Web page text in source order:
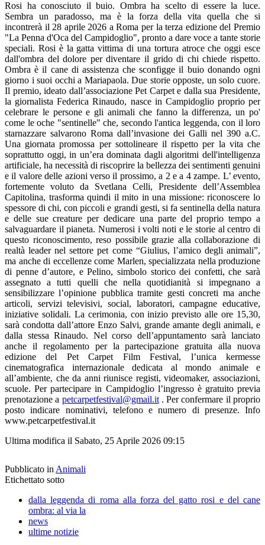
Rosi ha conosciuto il buio. Ombra ha scelto di essere la luce.
Sembra un paradosso, ma è la forza della vita quella che si
incontrerà il 28 aprile 2026 a Roma per la terza edizione del Premio
"La Penna d'Oca del Campidoglio", pronto a dare voce a tante storie
speciali. Rosi è la gatta vittima di una tortura atroce che oggi esce
dall'ombra del dolore per diventare il grido di chi chiede rispetto.
Ombra è il cane di assistenza che sconfigge il buio donando ogni
giorno i suoi occhi a Mariapaola. Due storie opposte, un solo cuore.
Il premio, ideato dall’associazione Pet Carpet e dalla sua Presidente,
la giornalista Federica Rinaudo, nasce in Campidoglio proprio per
celebrare le persone e gli animali che fanno la differenza, un po'
come le oche "sentinelle" che, secondo l'antica leggenda, con il loro
starnazzare salvarono Roma dall’invasione dei Galli nel 390 a.C.
Una giornata promossa per sottolineare il rispetto per la vita che
soprattutto oggi, in un’era dominata dagli algoritmi dell'intelligenza
artificiale, ha necessità di riscoprire la bellezza dei sentimenti genuini
e il valore delle azioni verso il prossimo, a 2 e a 4 zampe. L’ evento,
fortemente voluto da Svetlana Celli, Presidente dell’Assemblea
Capitolina, trasforma quindi il mito in una missione: riconoscere lo
spessore di chi, con piccoli e grandi gesti, si fa sentinella della natura
e delle sue creature per dedicare una parte del proprio tempo a
salvaguardare il pianeta. Numerosi i volti noti e le storie al centro di
questo riconoscimento, reso possibile grazie alla collaborazione di
realtà leader nel settore pet come “Giulius, l’amico degli animali”,
ma anche di eccellenze come Marlen, specializzata nella produzione
di penne d’autore, e Pelino, simbolo storico dei confetti, che sarà
assegnato a tutti quelli che nella quotidianità si impegnano a
sensibilizzare l’opinione pubblica tramite gesti concreti ma anche
articoli, servizi televisivi, social, laboratori, campagne educative,
iniziative solidali. La cerimonia, con inizio previsto alle ore 15,30,
sarà condotta dall’attore Enzo Salvi, grande amante degli animali, e
dalla stessa Rinaudo. Nel corso dell’appuntamento sarà lanciato
anche il regolamento per la partecipazione gratuita alla nuova
edizione del Pet Carpet Film Festival, l’unica kermesse
cinematografica internazionale dedicata al mondo animale e
all’ambiente, che da anni riunisce registi, videomaker, associazioni,
scuole. Per partecipare in Campidoglio l’ingresso è gratuito previa
prenotazione a petcarpetfestival@gmail.it. Per confermare il proprio
posto indicare nominativi, telefono e numero di presenze. Info
www.petcarpetfestival.it
Ultima modifica il Sabato, 25 Aprile 2026 09:15
Pubblicato in Animali
Etichettato sotto
dalla leggenda di roma alla forza del gatto rosi e del cane
ombra: al via la
news
ultime notizie